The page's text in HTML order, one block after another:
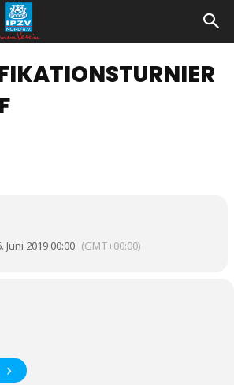
Juni 2019 00:00 (GMT+00:00)